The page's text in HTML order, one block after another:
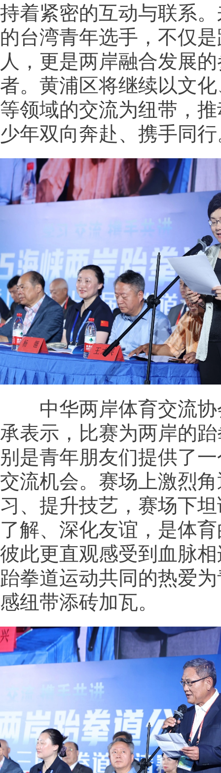
持着紧密的互动与联系
的台湾青年选手，不仅
人，更是两岸融合发展
者。黄浦区将继续以文
等领域的交流为纽带，
少年双向奔赴、携手同
中华两岸体育交流协
承表示，比赛为两岸的
别是青年朋友们提供了
交流机会。赛场上激烈
习、提升技艺，赛场下
了解、深化友谊，是体
彼此更直观感受到血脉
跆拳道运动共同的热爱
感纽带添砖加瓦。